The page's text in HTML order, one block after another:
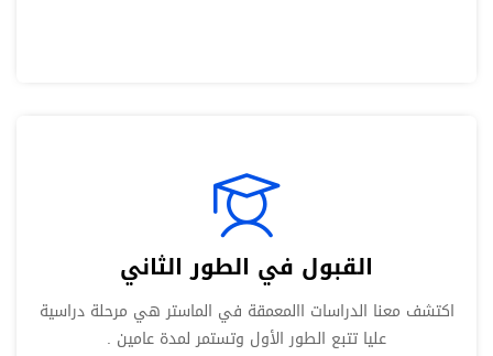
القبول في الطور الثاني
اكتشف معنا الدراسات االمعمقة في الماستر هي مرحلة دراسية
عليا تتبع الطور الأول وتستمر لمدة عامين .